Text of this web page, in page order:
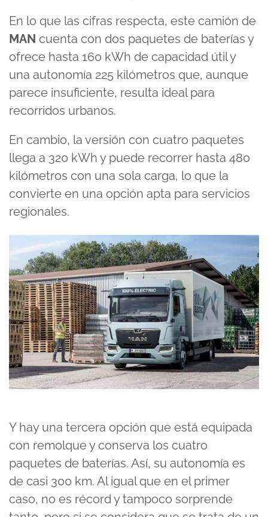
En lo que las cifras respecta, este camión de
MAN cuenta con dos paquetes de baterías y
ofrece hasta 160 kWh de capacidad útil y
una autonomía 225 kilómetros que, aunque
parece insuficiente, resulta ideal para
recorridos urbanos.
En cambio, la versión con cuatro paquetes
llega a 320 kWh y puede recorrer hasta 480
kilómetros con una sola carga, lo que la
convierte en una opción apta para servicios
regionales.
Y hay una tercera opción que está equipada
con remolque y conserva los cuatro
paquetes de baterías. Así, su autonomía es
de casi 300 km. Al igual que en el primer
caso, no es récord y tampoco sorprende